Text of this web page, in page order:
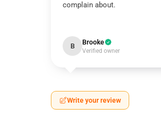
complain about.
B Brooke
Verified owner
Write your review